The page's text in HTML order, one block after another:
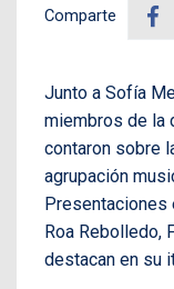
Comparte
Junto a Sofía
miembros de la
contaron sobre
agrupación
Presentaciones
Roa Rebolledo,
destacan en su